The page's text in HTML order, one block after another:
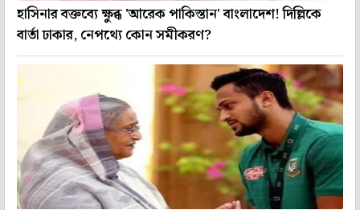
হাসিনার বক্তব্যে ক্ষুব্ধ 'আরেক পাকিস্তান' বাংলাদেশ! দিল্লিকে
বার্তা ঢাকার, নেপথ্যে কোন সমীকরণ?